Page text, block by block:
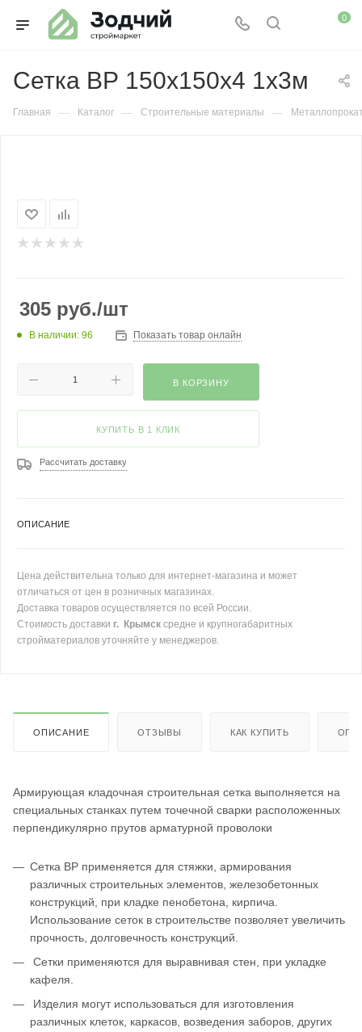
0
Сетка ВР 150х150х4 1х3м
Главная — Каталог — Строительные материалы —
305 руб./шт
В наличии: 96 Показать товар онлайн
В КОРЗИНУ
КУПИТЬ В 1 КЛИК
Рассчитать доставку
ОПИСАНИЕ
Цена действительна только для интернет-магазина и может
отличаться от цен в розничных магазинах.
Доставка товаров осуществляется по всей России.
Стоимость доставки г. Крымск средне и крупногабаритных
стройматериалов уточняйте у менеджеров.
ОПИСАНИЕ ОТЗЫВЫ КАК КУПИТЬ
Армирующая кладочная строительная сетка выполняется на
специальных станках путем точечной сварки расположенных
перпендикулярно прутов арматурной проволоки
Сетка ВР применяется для стяжки, армирования
различных строительных элементов, железобетонных
конструкций, при кладке пенобетона, кирпича.
Использование сеток в строительстве позволяет увеличить
прочность, долговечность конструкций.
Сетки применяются для выравнивая стен, при укладке
кафеля.
Изделия могут использоваться для изготовления
различных клеток, каркасов, возведения заборов, других